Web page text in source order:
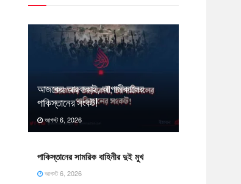
আজকের আরবাকাই, আগামীকালের
পাকিস্তানের সংকট!
আগস্ট 6, 2026
পাকিস্তানের সামরিক বাহিনীর দুই মুখ
আগস্ট 6, 2026